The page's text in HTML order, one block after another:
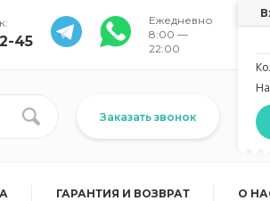
45
Ежедневно
8:00 —
22:00
Заказать звонок
ГАРАНТИЯ И ВОЗВРАТ О